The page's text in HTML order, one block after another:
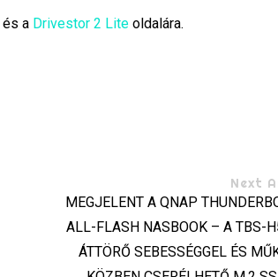
és a Drivestor 2 Lite oldalára.
Next
MEGJELENT A QNAP
ALL-FLASH NASBOOK – A TBS-
ÁTTÖRŐ SEBESSÉGGEL ÉS